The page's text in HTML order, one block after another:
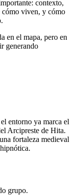
contexto,
cómo viven, y cómo
en el mapa, pero en
generando
entorno ya marca el
Arcipreste de Hita.
fortaleza medieval
grupo.